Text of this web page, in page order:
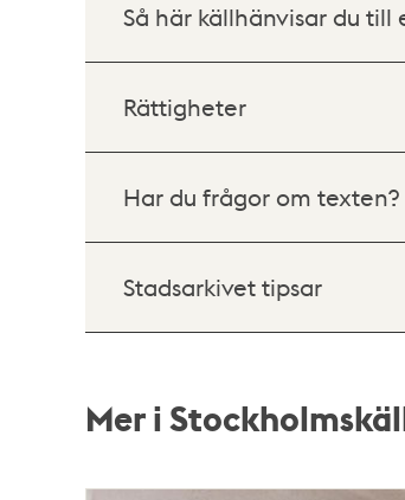
Så här källhänvisar du till
Rättigheter
Har du frågor om texten?
Stadsarkivet tipsar
Mer i
Relaterade